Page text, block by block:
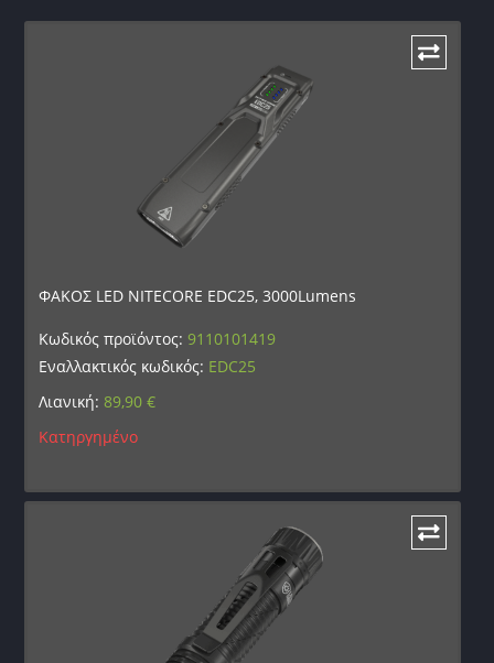
ΦΑΚΟΣ LED NITECORE EDC25, 3000Lumens
Κωδικός προϊόντος:9110101419
Εναλλακτικός κωδικός: EDC25
Λιανική:89,90€
Κατηργημένο